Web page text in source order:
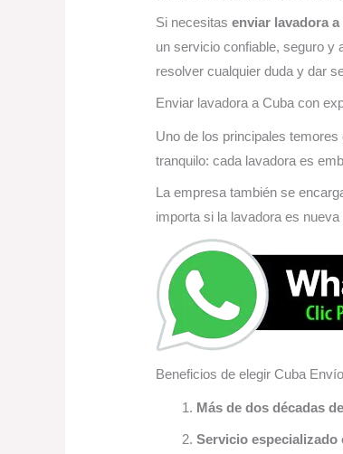
Si necesitasenviar lavadora a
un servicio confiable, seguro y
resolver cualquier duda y dar
Enviar lavadora a Cuba con
Uno de los principales
tranquilo: cada lavadora es
La empresa también se
importa si la lavadora es
Beneficios de elegir Cuba Envío
Más de dos décadas
Servicio